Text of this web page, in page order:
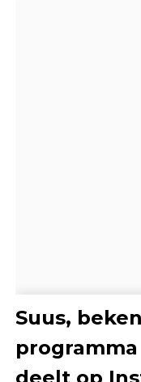
Suus,
programma
deelt op